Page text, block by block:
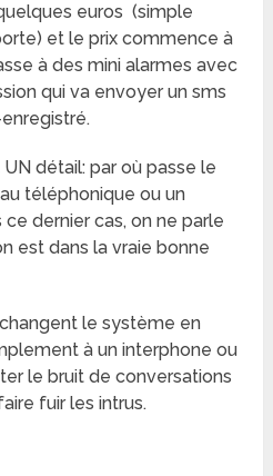
euros (simple
et le prix commence à
à des mini alarmes avec
qui va envoyer un sms
détail: par où passe le
téléphonique ou un
ce dernier cas, on ne parle
est dans la vraie bonne
le système en
à un interphone ou
le bruit de conversations
fuir les intrus.